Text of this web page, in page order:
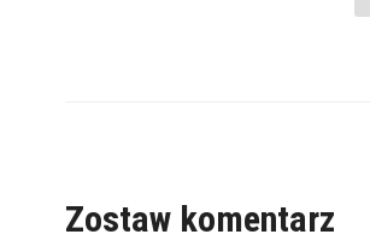
Zostaw komentarz